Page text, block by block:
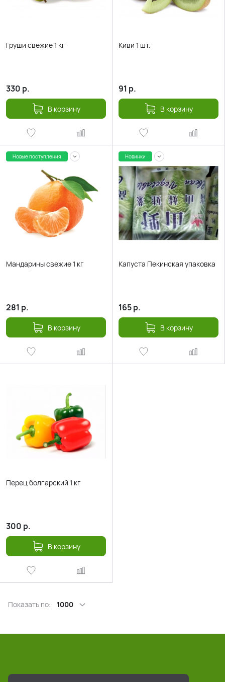
Груши свежие 1 кг
330 р.
В корзину
Киви 1 шт.
91 р.
В корзину
Новые поступления
Мандарины свежие 1 кг
281 р.
В корзину
Новинки
Капуста Пекинская упаковка
165р.
В корзину
Перец болгарский 1 кг
300 р.
В корзину
Показать по: 1000